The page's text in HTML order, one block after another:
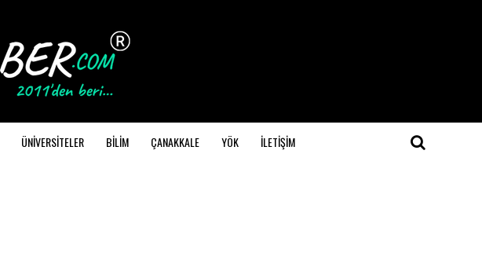
ÜNİVERSİTELER BİLİM ÇANAKKALE YÖK İLETİŞİM